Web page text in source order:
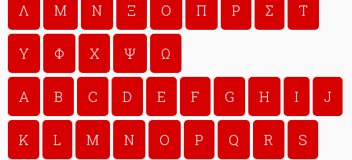
Λ Μ Ν Ξ Ο Π Ρ Σ Τ
Υ Φ Χ Ψ Ω
A B C D E F G H I J
K L M N O P Q R S